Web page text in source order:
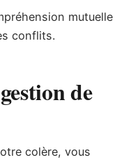
mutuelle
conflits.
de
colère, vous